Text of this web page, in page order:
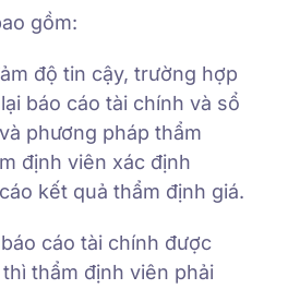
gồm:
độ tin cậy, trường hợp
báo cáo tài chính và sổ
phương pháp thẩm
định viên xác định
kết quả thẩm định giá.
cáo tài chính được
thẩm định viên phải